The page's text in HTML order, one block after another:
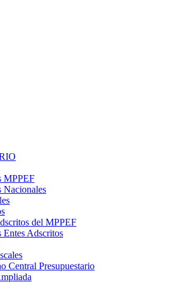
MPPEF
Nacionales
del MPPEF
Entes Adscritos
Central Presupuestario